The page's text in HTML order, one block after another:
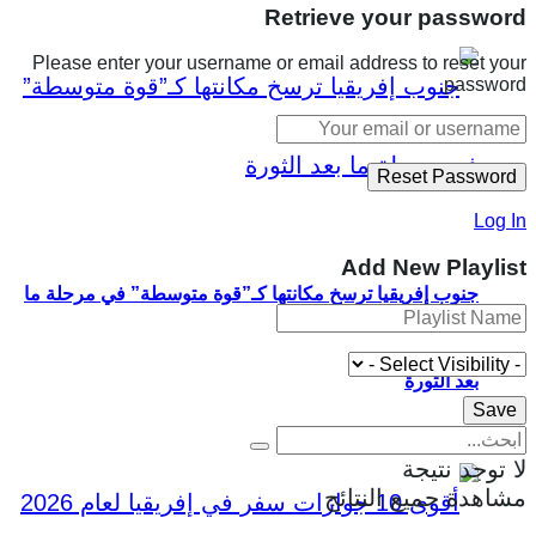
جنوب إفريقيا ترسخ مكانتها كـ”قوة متوسطة” في مرحلة ما
بعد الثورة
Retrieve your password
Please enter your username or email address to reset your
password.
Log In
Add New Playlist
لا توجد نتيجة
مشاهدة جميع النتائج